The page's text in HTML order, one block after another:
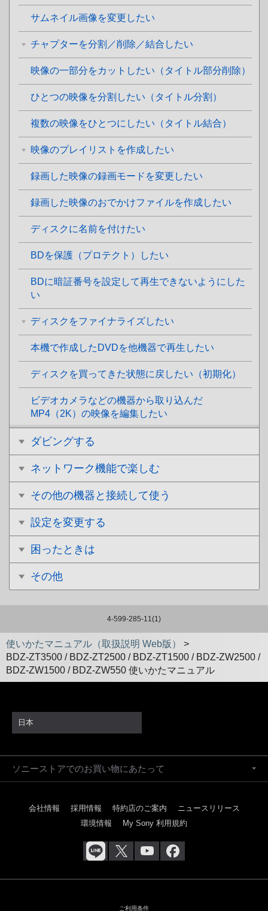
サムネイル画像を変更したい
チャプターを分割／削除／結合したい
映像の一部分をカットしたい（タイトル部分削除）
ひとつの映像を分割したい（タイトル分割）
複数の映像をひとつにしたい（タイトル結合）
映像のプレイリストを作成したい
録画した映像の録画モードを変更したい
録画した映像のおでかけファイルを作成したい
ディスクに名前を付けたい
BDを保護（プロテクト）したい
BDに暗証番号を設定して再生できないようにした
い
ディスクをファイナライズしたい
本機で作成したDVDを他機器で再生したい
ディスクを買ってきた状態に戻したい（初期化）
ビデオカメラなどの機器から取り込んだ
MP4（2K）の映像を編集したい
ダビングする
ネットワーク機能で楽しむ
その他の機器と接続して使う
設定を変更する
困ったときは
その他
4-599-285-11(1)
使いかたマニュアル（取扱説明 Web版）
>
BDZ-ZT3500 / BDZ-ZT2500 / BDZ-ZT1500 / BDZ-ZW2500 /
BDZ-ZW1500 / BDZ-ZW550 使いかたマニュアル
日本
ソニーストアでのお買い物にあたって
会社情報 採用情報 特約店のご案内
ニュースリリース
環境情報
My Sony 利用規約
ご利用条件